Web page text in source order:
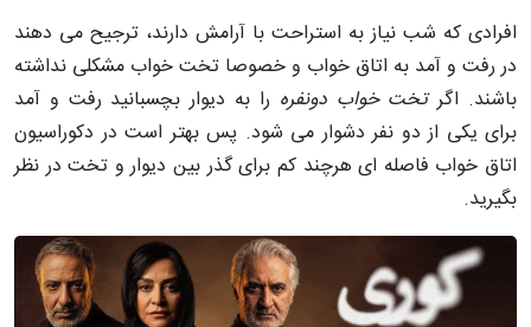
افرادی که شب نیاز به استراحت با آرامش دارند، ترجیح می دهند
در رفت و آمد به اتاق خواب و خصوصا تخت خواب مشکلی نداشته
باشند. اگرتخت خواب دونفره را به دیوار بچسبانید رفت و آمد
برای یکی از دو نفر دشوار می شود. پس بهتر است در دکوراسیون
اتاق خواب فاصله ای هرچند کم برای گذر بین دیوار و تخت در نظر
بگیرید.